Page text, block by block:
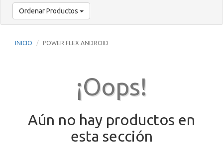
Ordenar Productos
INICIO POWER FLEX ANDROID
¡Oops!
Aún no hay productos en
esta sección